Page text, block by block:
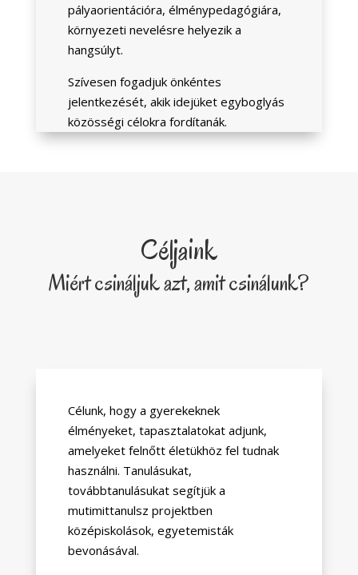
pályaorientációra, élménypedagógiára,
környezeti nevelésre helyezik a
hangsúlyt.
Szívesen fogadjuk önkéntes
jelentkezését, akik idejüket egyboglyás
közösségi célokra fordítanák.
Céljaink
Miért csináljuk azt, amit csinálunk?
Célunk, hogy a gyerekeknek
élményeket, tapasztalatokat adjunk,
amelyeket felnőtt életükhöz fel tudnak
használni. Tanulásukat,
továbbtanulásukat segítjük a
mutimittanulsz projektben
középiskolások, egyetemisták
bevonásával.